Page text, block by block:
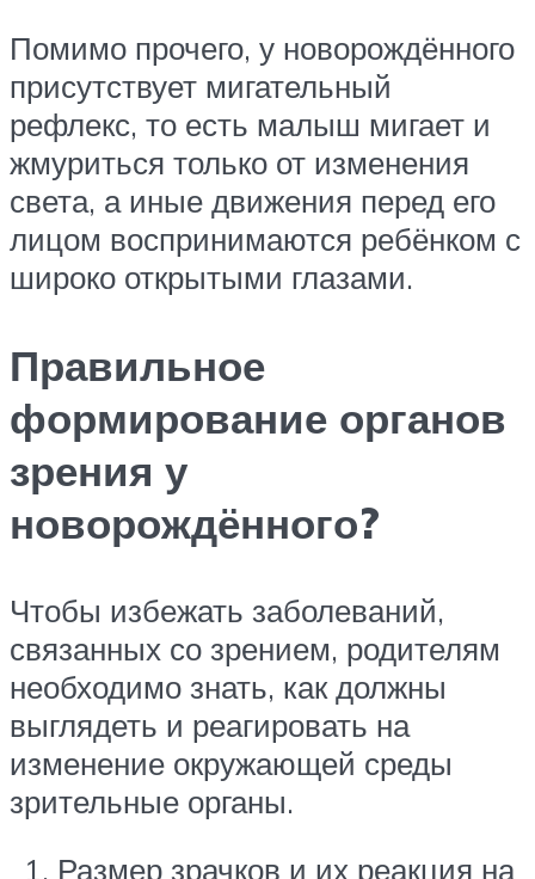
Помимо прочего, у новорождённого
присутствует мигательный
рефлекс, то есть малыш мигает и
жмуриться только от изменения
света, а иные движения перед его
лицом воспринимаются ребёнком с
широко открытыми глазами.
Правильное
формирование органов
зрения у
новорождённого?
Чтобы избежать заболеваний,
связанных со зрением, родителям
необходимо знать, как должны
выглядеть и реагировать на
изменение окружающей среды
зрительные органы.
Размер зрачков и их реакция на